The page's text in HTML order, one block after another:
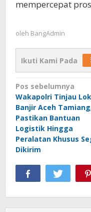
mempercepat
oleh BangAdmin
Ikuti Kami Pada
Navigasi
pos
Pos sebelumnya
Wakapolri Tinjau
Banjir Aceh
Pastikan Bantuan
Logistik Hingga
Peralatan Khusus
Dikirim